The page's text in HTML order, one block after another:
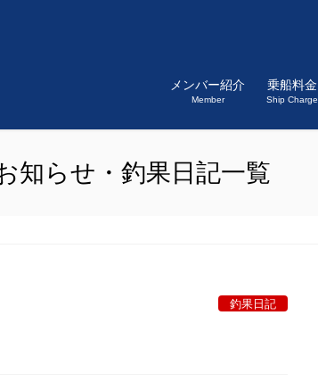
メンバー紹介
Member
乗船料金
Ship Charge
知らせ・釣果日記一覧
釣果日記